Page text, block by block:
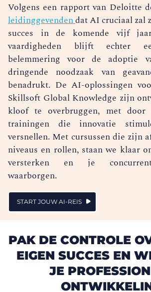
Volgens een rapport van Deloitte
leidinggevendendat AI cruciaal zal
succes in de komende vijf
vaardigheden blijft echter
belemmering voor de adoptie
dringende noodzaak van
benadrukt. De AI-oplossingen
Skillsoft Global Knowledge zijn
kloof te overbruggen, met door
trainingen die innovatie
versnellen. Met cursussen die zijn
niveaus en rollen, staan we klaar
versterken en je
waarborgen.
START JOUW AI-REIS
PAK DE CONTROLE
EIGEN SUCCES EN
JE